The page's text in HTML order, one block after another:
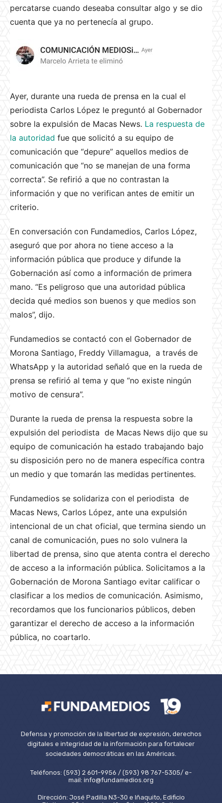
percatarse cuando deseaba consultar algo y se dio
cuenta que ya no pertenecía al grupo.
Ayer, durante una rueda de prensa en la cual el
periodista Carlos López le preguntó al Gobernador
sobre la expulsión de Macas News. La respuesta de
la autoridad fue que solicitó a su equipo de
comunicación que “depure” aquellos medios de
comunicación que “no se manejan de una forma
correcta”. Se refirió a que no contrastan la
información y que no verifican antes de emitir un
criterio.
En conversación con Fundamedios, Carlos López,
aseguró que por ahora no tiene acceso a la
información pública que produce y difunde la
Gobernación así como a información de primera
mano. “Es peligroso que una autoridad pública
decida qué medios son buenos y que medios son
malos”, dijo.
Fundamedios se contactó con el Gobernador de
Morona Santiago, Freddy Villamagua, a través de
WhatsApp y la autoridad señaló que en la rueda de
prensa se refirió al tema y que “no existe ningún
motivo de censura”.
Durante la rueda de prensa la respuesta sobre la
expulsión del periodista de Macas News dijo que su
equipo de comunicación ha estado trabajando bajo
su disposición pero no de manera específica contra
un medio y que tomarán las medidas pertinentes.
Fundamedios se solidariza con el periodista de
Macas News, Carlos López, ante una expulsión
intencional de un chat oficial, que termina siendo un
canal de comunicación, pues no solo vulnera la
libertad de prensa, sino que atenta contra el derecho
de acceso a la información pública. Solicitamos a la
Gobernación de Morona Santiago evitar calificar o
clasificar a los medios de comunicación. Asimismo,
recordamos que los funcionarios públicos, deben
garantizar el derecho de acceso a la información
pública, no coartarlo.
Defensa y promoción de la libertad de expresión, derechos
digitales e integridad de la información para fortalecer
sociedades democráticas en las Américas.
Teléfonos: (593) 2 601-9956 / (593) 98 767-5305/ e-
mail: info@fundamedios.org
Dirección: José Padilla N3-30 e Iñaquito, Edificio